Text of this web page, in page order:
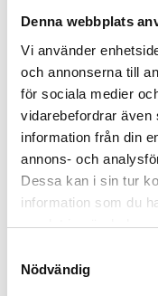
Denna webbplats
Vi använder
och annonserna till
för sociala medier
vidarebefordrar även
information från din
annons- och
Dessa kan i sin tur
information som du
samlat in när du har
Nödvändig
KÄRRA ROBUST,
Stark och robust